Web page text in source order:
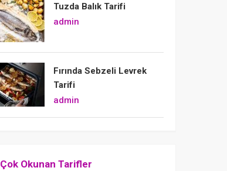
Tuzda Balık Tarifi
admin
Fırında Sebzeli Levrek
Tarifi
admin
Çok Okunan Tarifler